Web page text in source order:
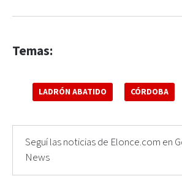
Temas:
LADRÓN ABATIDO CÓRDOBA
Seguí las noticias de Elonce.com en
News